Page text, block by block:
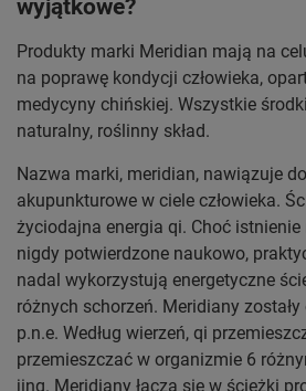
wyjątkowe?
Produkty marki Meridian mają na
na poprawę kondycji człowieka,
medycyny chińskiej. Wszystkie
naturalny, roślinny skład.
Nazwa marki, meridian, nawiązuje
akupunkturowe w ciele człowieka.
życiodajna energia qi. Choć istnienie
nigdy potwierdzone naukowo,
nadal wykorzystują energetyczne
różnych schorzeń. Meridiany
p.n.e. Według wierzeń, qi
przemieszczać w organizmie 6
jing. Meridiany łączą się w ścieżki